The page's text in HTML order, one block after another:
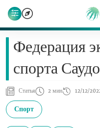
Федерация
спорта
Статья 2 мин 12/12/
Спорт